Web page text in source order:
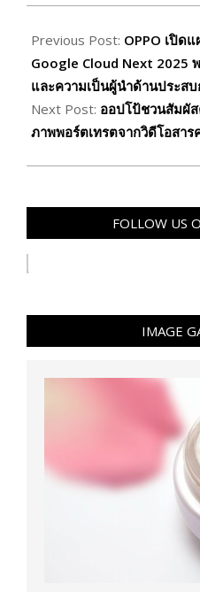
04-
17
Previous Post: OPPO เปิด
Google Cloud Next 2025
และความเป็นผู้นำด้านประส
Next Post: ออปโป้ชวนสัมผั
ภาพพอร์ตเทรตจากวิดีโอสาร
FOLLOW US
IMAGE